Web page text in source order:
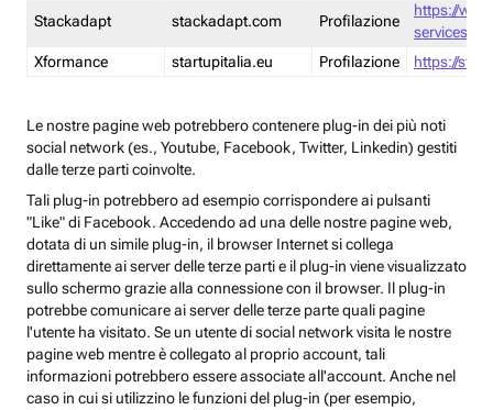
Stackadapt stackadapt.com Profilazione
https://
services-
Xformance
startupitalia.eu Profilazione https://
Le nostre pagine web potrebbero contenere plug-in dei più noti
social network (es., Youtube, Facebook, Twitter, Linkedin) gestiti
dalle terze parti coinvolte.
Tali plug-in potrebbero ad esempio corrispondere ai pulsanti
"Like" di Facebook. Accedendo ad una delle nostre pagine web,
dotata di un simile plug-in, il browser Internet si collega
direttamente ai server delle terze parti e il plug-in viene visualizzato
sullo schermo grazie alla connessione con il browser. Il plug-in
potrebbe comunicare ai server delle terze parte quali pagine
l'utente ha visitato. Se un utente di social network visita le nostre
pagine web mentre è collegato al proprio account, tali
informazioni potrebbero essere associate all'account. Anche nel
caso in cui si utilizzino le funzioni del plug-in (per esempio,